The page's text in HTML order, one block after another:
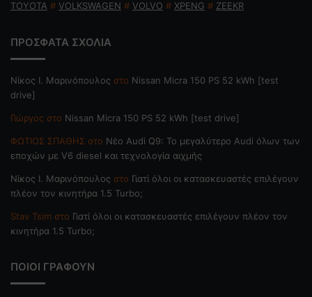
TOYOTA # VOLKSWAGEN # VOLVO # XPENG # ZEEKR
ΠΡΟΣΦΑΤΑ ΣΧΟΛΙΑ
Nίκος Ι. Mαρινόπουλος στο Nissan Micra 150 PS 52 kWh [test
drive]
Γιώργος στο Nissan Micra 150 PS 52 kWh [test drive]
ΦΩΤΙΟΣ ΣΠΑΘΗΣ στο Νέο Audi Q9: Το μεγαλύτερο Audi όλων των
εποχών με V6 diesel και τεχνολογία αιχμής
Nίκος Ι. Mαρινόπουλος στο Γιατί όλοι οι κατασκευαστές επιλέγουν
πλέον τον κινητήρα 1.5 Turbo;
Stav Tsim στο Γιατί όλοι οι κατασκευαστές επιλέγουν πλέον τον
κινητήρα 1.5 Turbo;
ΠΟΙΟΙ ΓΡΑΦΟΥΝ